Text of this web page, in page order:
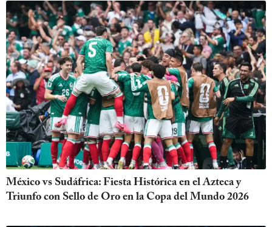
México vs Sudáfrica: Fiesta Histórica en el Azteca y
Triunfo con Sello de Oro en la Copa del Mundo 2026